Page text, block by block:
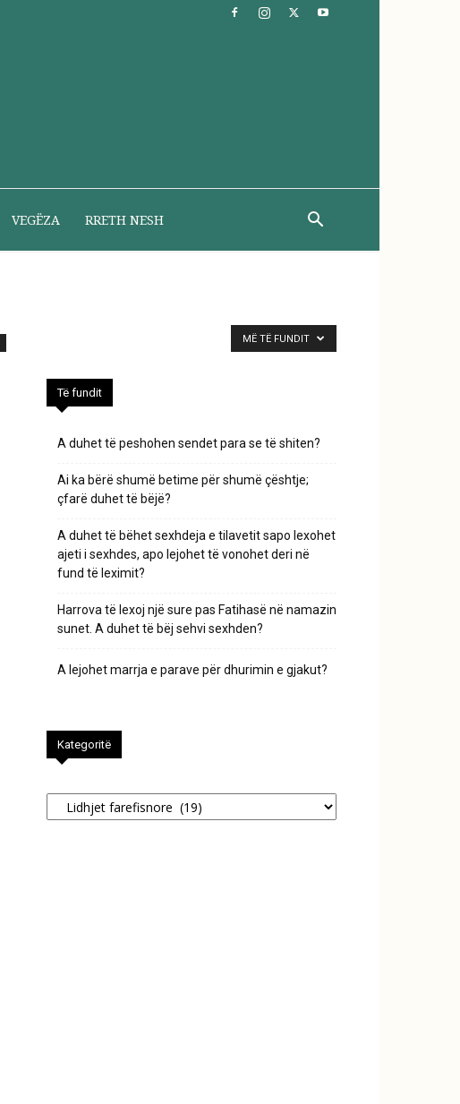
VEGËZA RRETH NESH
MË TË FUNDIT
Të fundit
A duhet të peshohen sendet para se të shiten?
Ai ka bërë shumë betime për shumë çështje;
çfarë duhet të bëjë?
A duhet të bëhet sexhdeja e tilavetit sapo lexohet
ajeti i sexhdes, apo lejohet të vonohet deri në
fund të leximit?
Harrova të lexoj një sure pas Fatihasë në namazin
sunet. A duhet të bëj sehvi sexhden?
A lejohet marrja e parave për dhurimin e gjakut?
Kategoritë
Kategoritë